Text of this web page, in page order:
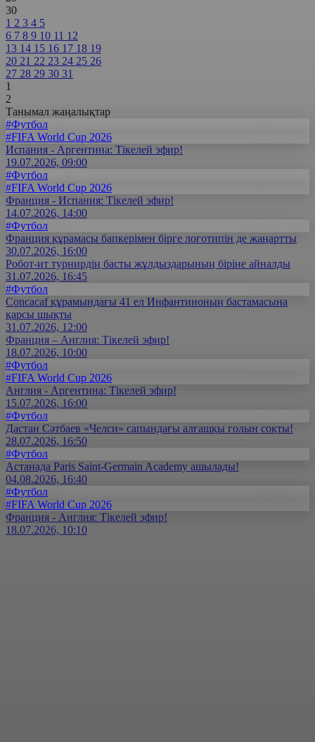
30
1 2 3 4 5
6 7 8 9 10 11 12
13 14 15 16 17 18 19
20 21 22 23 24 25 26
27 28 29 30 31
1
2
Танымал жаңалықтар
#Футбол
#FIFA World Cup 2026
Испания - Аргентина: Тікелей эфир!
19.07.2026, 09:00
#Футбол
#FIFA World Cup 2026
Франция - Испания: Тікелей эфир!
14.07.2026, 14:00
#Футбол
Франция құрамасы бапкерімен бірге логотипін де жаңартты
30.07.2026, 16:00
Робот-ит турнирдің басты жұлдыздарының біріне айналды
31.07.2026, 16:45
#Футбол
Concacaf құрамындағы 41 ел Инфантиноның бастамасына
қарсы шықты
31.07.2026, 12:00
Франция – Англия: Тікелей эфир!
18.07.2026, 10:00
#Футбол
#FIFA World Cup 2026
Англия - Аргентина: Тікелей эфир!
15.07.2026, 16:00
#Футбол
Дастан Сәтбаев «Челси» сапындағы алғашқы голын соқты!
28.07.2026, 16:50
#Футбол
Астанада Paris Saint-Germain Academy ашылады!
04.08.2026, 16:40
#Футбол
#FIFA World Cup 2026
Франция - Англия: Тікелей эфир!
18.07.2026, 10:10